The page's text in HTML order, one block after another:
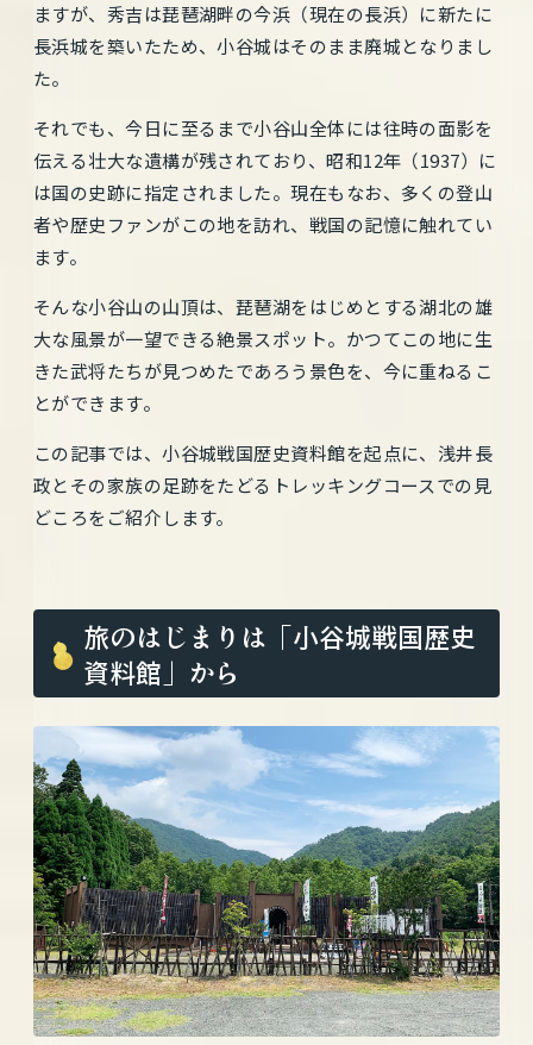
ますが、秀吉は琵琶湖畔の今浜（現在の長浜）に新たに
長浜城を築いたため、小谷城はそのまま廃城となりまし
た。
それでも、今日に至るまで小谷山全体には往時の面影を
伝える壮大な遺構が残されており、昭和12年（1937）に
は国の史跡に指定されました。現在もなお、多くの登山
者や歴史ファンがこの地を訪れ、戦国の記憶に触れてい
ます。
そんな小谷山の山頂は、琵琶湖をはじめとする湖北の雄
大な風景が一望できる絶景スポット。かつてこの地に生
きた武将たちが見つめたであろう景色を、今に重ねるこ
とができます。
この記事では、小谷城戦国歴史資料館を起点に、浅井長
政とその家族の足跡をたどるトレッキングコースでの見
どころをご紹介します。
旅のはじまりは「小谷城戦国歴史
資料館」から